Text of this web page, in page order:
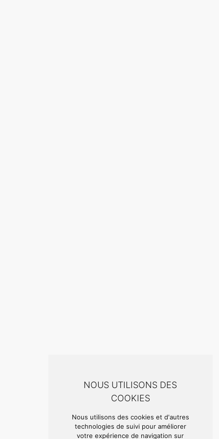
NOUS UTILISONS DES
COOKIES
Nous utilisons des cookies et d'autres
technologies de suivi pour améliorer
votre expérience de navigation sur